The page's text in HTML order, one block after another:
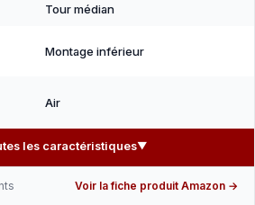
Tour médian
Montage inférieur
Air
les caractéristiques▼
Voir la fiche produit Amazon →